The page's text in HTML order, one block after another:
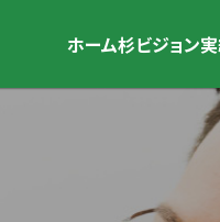
ホーム杉ビジョン